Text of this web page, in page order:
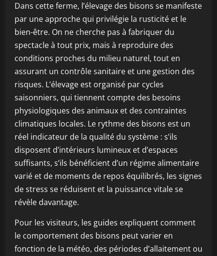
Dans cette ferme, l’élevage des bisons se manifeste
par une approche qui privilégie la rusticité et le
bien-être. On ne cherche pas à fabriquer du
spectacle à tout prix, mais à reproduire des
conditions proches du milieu naturel, tout en
assurant un contrôle sanitaire et une gestion des
risques. L’élevage est organisé par cycles
saisonniers, qui tiennent compte des besoins
physiologiques des animaux et des contraintes
climatiques locales. Le rythme des bisons est un
réel indicateur de la qualité du système : s’ils
disposent d’intérieurs lumineux et d’espaces
suffisants, s’ils bénéficient d’un régime alimentaire
varié et de moments de repos équilibrés, les signes
de stress se réduisent et la puissance vitale se
révèle davantage.
Pour les visiteurs, les guides expliquent comment
le comportement des bisons peut varier en
fonction de la météo, des périodes d’allaitement ou